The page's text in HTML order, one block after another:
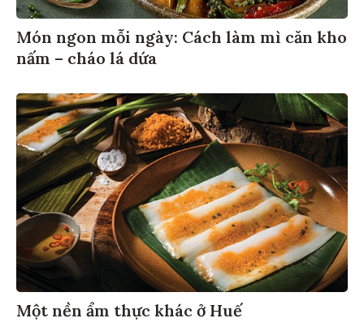
Món ngon mỗi ngày: Cách làm mì căn kho
nấm – cháo lá dứa
Một nền ẩm thực khác ở Huế